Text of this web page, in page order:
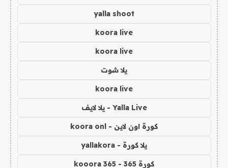
yalla shoot
koora live
koora live
يلا شوت
koora live
Yalla Live - يلا لايف
كورة اون لاين - koora onl
يلا كورة - yallakora
كورة 365 - kooora 365